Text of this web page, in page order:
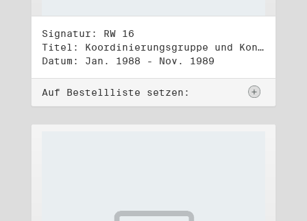
Signatur: RW 16
Titel: Koordinierungsgruppe und Kontakttelefongruppe
Datum: Jan. 1988 - Nov. 1989
Auf Bestellliste setzen: